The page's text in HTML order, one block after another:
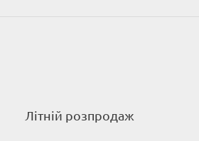
Літній розпродаж